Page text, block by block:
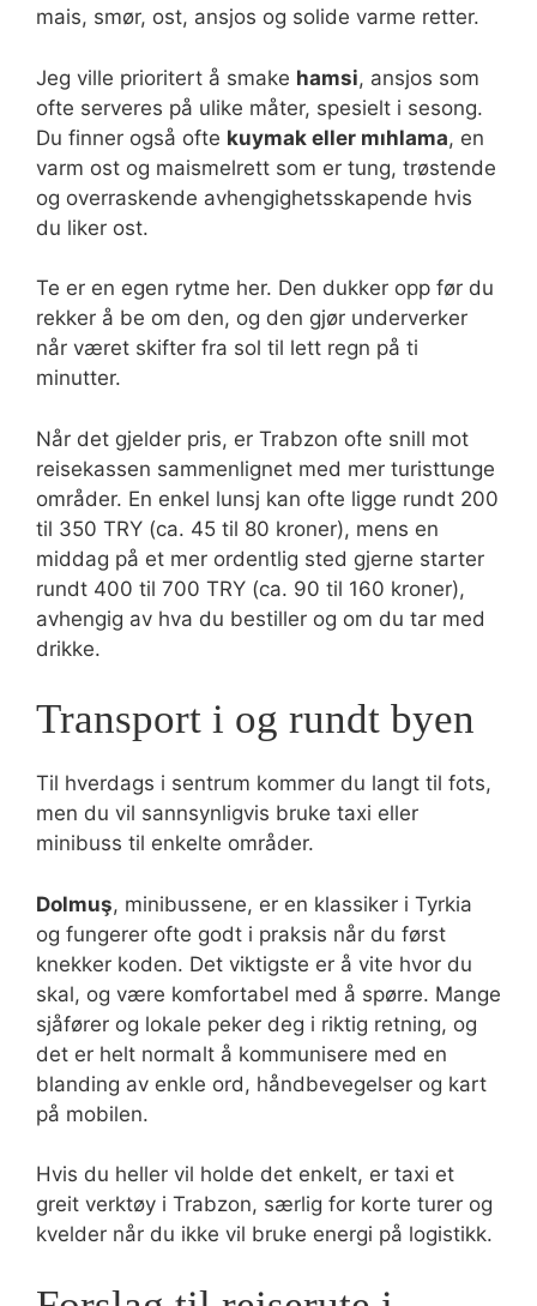
mais, smør, ost, ansjos og solide varme retter.
Jeg ville prioritert å smake hamsi, ansjos som
ofte serveres på ulike måter, spesielt i sesong.
Du finner også ofte kuymak eller mıhlama, en
varm ost og maismelrett som er tung, trøstende
og overraskende avhengighetsskapende hvis
du liker ost.
Te er en egen rytme her. Den dukker opp før du
rekker å be om den, og den gjør underverker
når været skifter fra sol til lett regn på ti
minutter.
Når det gjelder pris, er Trabzon ofte snill mot
reisekassen sammenlignet med mer turisttunge
områder. En enkel lunsj kan ofte ligge rundt 200
til 350 TRY (ca. 45 til 80 kroner), mens en
middag på et mer ordentlig sted gjerne starter
rundt 400 til 700 TRY (ca. 90 til 160 kroner),
avhengig av hva du bestiller og om du tar med
drikke.
Transport i og rundt byen
Til hverdags i sentrum kommer du langt til fots,
men du vil sannsynligvis bruke taxi eller
minibuss til enkelte områder.
Dolmuş, minibussene, er en klassiker i Tyrkia
og fungerer ofte godt i praksis når du først
knekker koden. Det viktigste er å vite hvor du
skal, og være komfortabel med å spørre. Mange
sjåfører og lokale peker deg i riktig retning, og
det er helt normalt å kommunisere med en
blanding av enkle ord, håndbevegelser og kart
på mobilen.
Hvis du heller vil holde det enkelt, er taxi et
greit verktøy i Trabzon, særlig for korte turer og
kvelder når du ikke vil bruke energi på logistikk.